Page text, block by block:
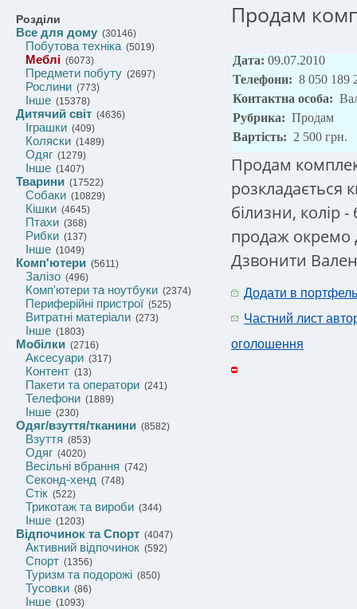
Розділи
Все для дому (30146)
Побутова техніка(5019)
Меблі (6073)
Предмети побуту (2697)
Рослини (773)
Інше (15378)
Дитячий світ (4636)
Іграшки (409)
Коляски (1489)
Одяг (1279)
Інше (1407)
Тварини (17522)
Собаки (10829)
Кішки (4645)
Птахи (368)
Рибки (137)
Інше (1049)
Комп'ютери (5611)
Залізо (496)
Комп'ютери та ноутбуки (2374)
Периферійні пристрої (525)
Витратні матеріали (273)
Інше (1803)
Мобілки (2716)
Аксесуари (317)
Контент (13)
Пакети та оператори (241)
Телефони (1889)
Інше (230)
Одяг/взуття/тканини (8582)
Взуття (853)
Одяг (4020)
Весільні вбрання (742)
Секонд-хенд (748)
Стік (522)
Трикотаж та вироби (344)
Інше (1203)
Відпочинок та Спорт (4047)
Активний відпочинок (592)
Спорт (1356)
Туризм та подорожі (850)
Тусовки (86)
Інше (1093)
Продам
Дата: 09.07.2010
Телефони: 8 050 189
Контактна особа:
Рубрика: Продам
Вартість: 2 500 грн.
Продам
білизни, колір
продаж окремо
Дзвонити
Додати в портфель
Частний лист
оголошення